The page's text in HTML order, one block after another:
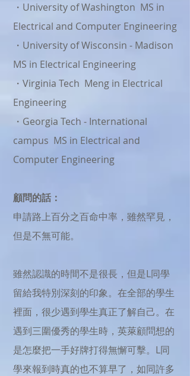
・University of Washington MS in
Electrical and Computer Engineering
・University of Wisconsin - Madison
MS in Electrical Engineering
・Virginia Tech Meng in Electrical
Engineering
・Georgia Tech - International
campus MS in Electrical and
Computer Engineering
顧問的話：
申請路上百分之百命中率，雖然罕見，
但是不無可能。
雖然認識的時間不是很長，但是L同學
留給我特別深刻的印象。在全部的學生
裡面，很少遇到學生真正了解自己。在
遇到三圍優秀的學生時，英萊顧問想的
是怎麼把一手好牌打得無懈可擊。L同
學來報到時真的也不算早了，如同許多